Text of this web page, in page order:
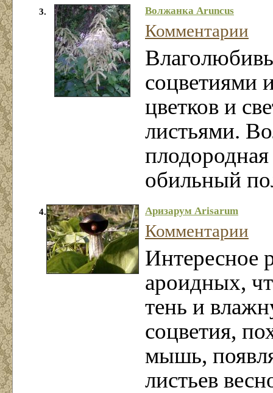
3. Волжанка Aruncus
Комментарии
соцветиями
цветков и
листьями.
обильный
4. Аризарум Arisarum
Комментарии
Интересное
ароидных,
тень и
соцветия,
мышь,
листьев